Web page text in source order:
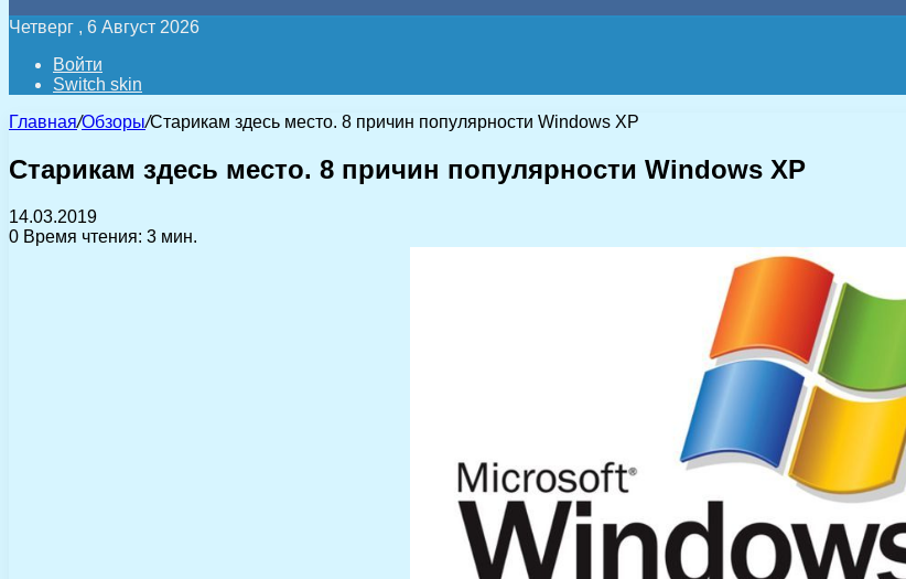
Четверг , 6 Август 2026
Войти
Switch skin
Главная/Обзоры/Старикам здесь место. 8 причин популярности Windows XP
Старикам здесь место. 8 причин популярности Windows XP
14.03.2019
0 Время чтения: 3 мин.